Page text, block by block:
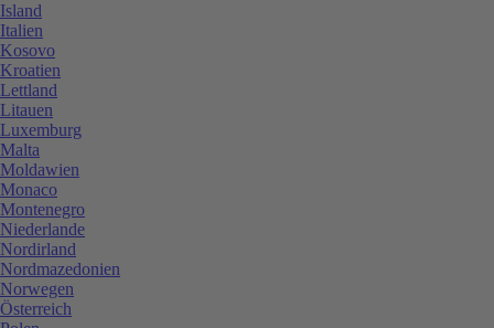
Island
Italien
Kosovo
Kroatien
Lettland
Litauen
Luxemburg
Malta
Moldawien
Monaco
Montenegro
Niederlande
Nordirland
Nordmazedonien
Norwegen
Österreich